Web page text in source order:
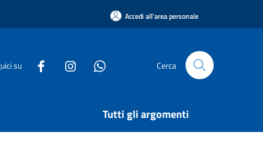
Accedi all'area personale
su Cerca
Tutti gli argomenti